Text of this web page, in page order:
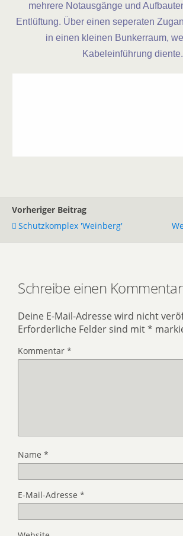
mehrere Notausgänge und
Entlüftung. Über einen seperaten
in einen kleinen Bunkerraum,
Kabeleinführung diente.
Vorheriger Beitrag
Schutzkomplex 'Weinberg'
Schreibe einen Kommentar
Deine E-Mail-Adresse wird nicht
Erforderliche Felder sind mit*
Kommentar *
Name *
E-Mail-Adresse *